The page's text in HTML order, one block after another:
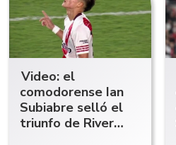
Video: el
comodorense Ian
Subiabre selló el
triunfo de River